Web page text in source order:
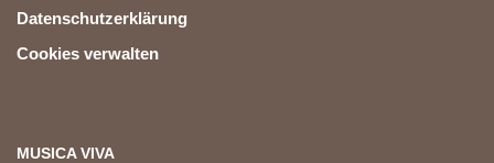
Datenschutzerklärung
Cookies verwalten
MUSICA VIVA